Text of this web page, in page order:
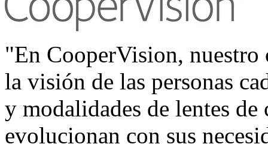
"En CooperVision, nuestro
la visión de las personas
y modalidades de lentes de
evolucionan con sus